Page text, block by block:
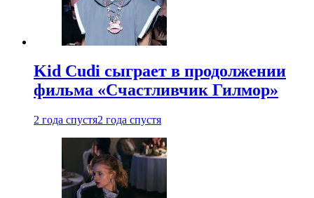
Kid Cudi сыграет в продолжении
фильма «Счастливчик Гилмор»
2 года спустя2 года спустя